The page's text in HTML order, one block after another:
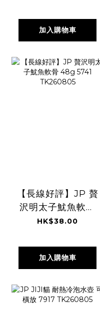
加入購物車
【長線好評】JP 贅
沢明太子魷魚軟骨
48g 5741
HK$38.00
加入購物車